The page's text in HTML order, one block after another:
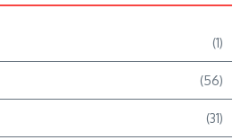
(1)
(56)
(31)